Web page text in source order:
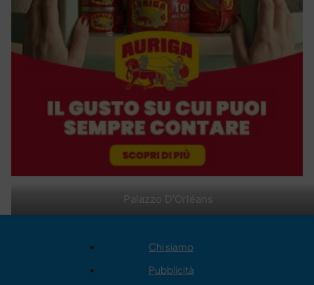
Palazzo D'Orléans
Chi siamo
Pubblicità